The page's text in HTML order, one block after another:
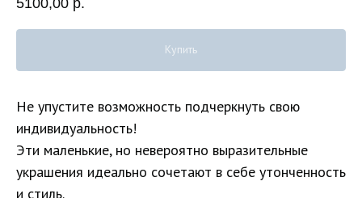
5100,00 р.
Купить
Не упустите возможность подчеркнуть свою
индивидуальность!
Эти маленькие, но невероятно выразительные
украшения идеально сочетают в себе утонченность
и стиль.